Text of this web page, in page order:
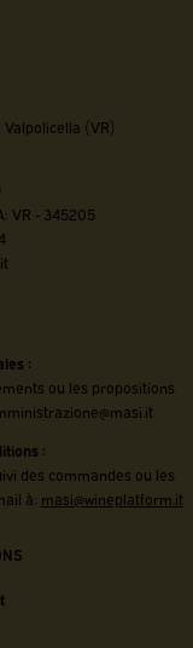
(VR)
VR - 345205
:
ou les propositions
:
des commandes ou les
à: masi@wineplatform.it